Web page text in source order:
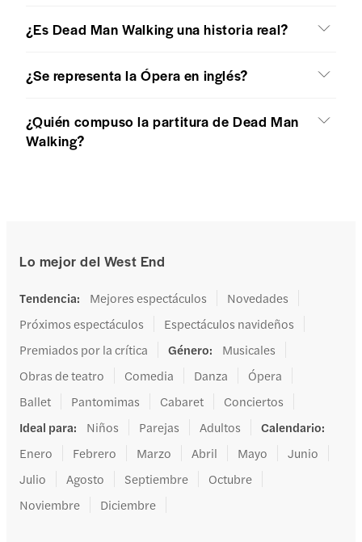
¿Es Dead Man Walking una historia real?
¿Se representa la Ópera en inglés?
¿Quién compuso la partitura de Dead Man
Walking?
Lo mejor del West End
Tendencia: Mejores espectáculos
Novedades
Próximos espectáculos
Espectáculos navideños
Premiados por la crítica
Género:
Musicales
Obras de teatro
Comedia Danza
Ópera
Ballet
Pantomimas Cabaret
Conciertos
Ideal para: Niños Parejas Adultos Calendario:
Enero
Febrero Marzo Abril Mayo
Junio
Julio
Agosto Septiembre
Octubre
Noviembre
Diciembre